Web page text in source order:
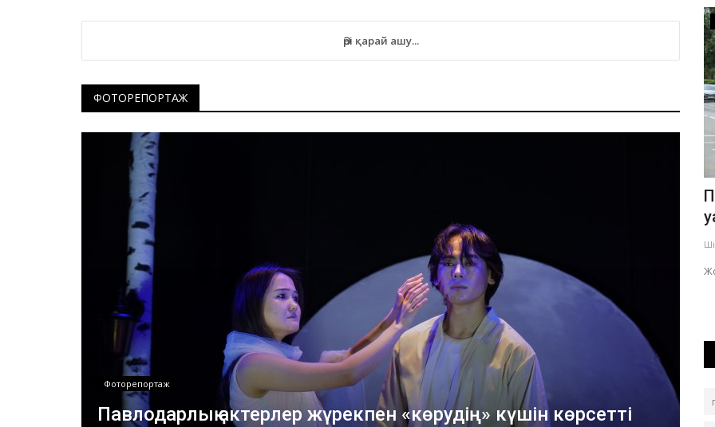
Әрі қарай ашу...
ФОТОРЕПОРТАЖ
Фоторепортаж
Павлодарлық актерлер жүрекпен «көрудің» күшін көрсетті
Хоккей
«Ертіс» өз жанкүйерлерімен жеңіспен
қоштасты
Ақпан 4, 2026
«Ертіс» хоккей клубы Қазақстан чемпионатының өз
айдынындағы кезеңін жоғары нотада...
Экономика
рақымшылықпен...
Тамыз 3, 2026 296
Жүз салық төлеуші берешектен толық босатылды.